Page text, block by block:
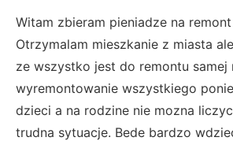
Witam zbieram pieniadze na
Otrzymalam mieszkanie z miasta
ze wszystko jest do remontu samej
wyremontowanie wszystkiego
dzieci a na rodzine nie mozna
trudna sytuacje. Bede bardzo